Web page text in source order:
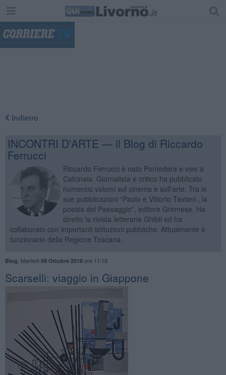
Indietro
INCONTRI D'ARTE — il Blog di Riccardo
Ferrucci
Riccardo Ferrucci è nato Pontedera e vive a
Calcinaia. Giornalista e critico ha pubblicato
numerosi volumi sul cinema e sull’arte. Tra le
sue pubblicazioni “Paolo e Vittorio Taviani , la
poesia del Paesaggio”, editore Gremese. Ha
diretto la rivista letteraria Ghibli ed ha
collaborato con importanti istituzioni pubbliche. Attualmente è
funzionario della Regione Toscana.
Blog Martedì 09 Ottobre 2018ore 11:18
​Scarselli: viaggio in Giappone